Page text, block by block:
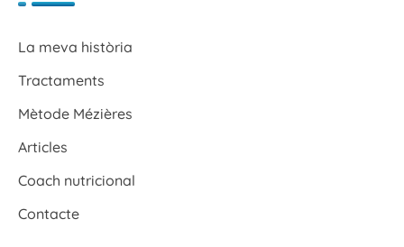
La meva història
Tractaments
Mètode Mézières
Articles
Coach nutricional
Contacte